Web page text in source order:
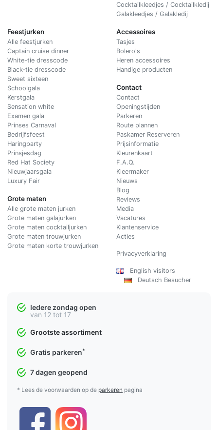
Cocktailkleedjes / Cocktailkledij
Galakleedjes / Galakledij
Feestjurken
Alle feestjurken
Captain cruise dinner
White-tie dresscode
Black-tie dresscode
Sweet sixteen
Schoolgala
Kerstgala
Sensation white
Examen gala
Prinses Carnaval
Bedrijfsfeest
Haringparty
Prinsjesdag
Red Hat Society
Nieuwjaarsgala
Luxury Fair
Grote maten
Alle grote maten jurken
Grote maten galajurken
Grote maten cocktailjurken
Grote maten trouwjurken
Grote maten korte trouwjurken
Accessoires
Tasjes
Bolero's
Heren accessoires
Handige producten
Contact
Contact
Openingstijden
Parkeren
Route plannen
Paskamer Reserveren
Prijsinformatie
Kleurenkaart
F.A.Q.
Kleermaker
Nieuws
Blog
Reviews
Media
Vacatures
Klantenservice
Acties
Privacyverklaring
English visitors
Deutsch Besucher
Iedere zondag open
van 12 tot 17
Grootste assortiment
Gratis parkeren*
7 dagen geopend
* Lees de voorwaarden op de parkeren pagina